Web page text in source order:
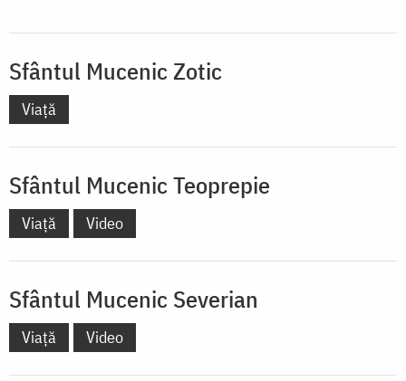
Sfântul Mucenic Zotic
Viață
Sfântul Mucenic Teoprepie
Viață Video
Sfântul Mucenic Severian
Viață Video